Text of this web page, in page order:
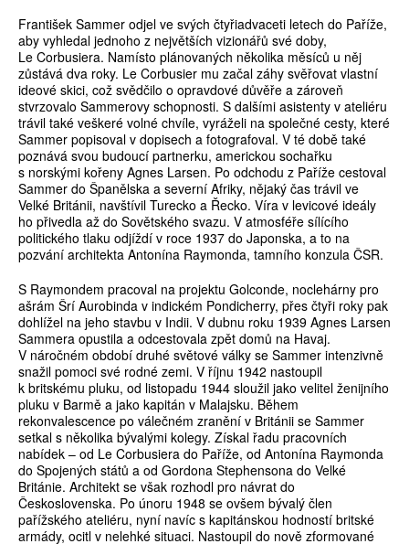
František Sammer odjel ve svých čtyřia­dvaceti letech do Paříže,
aby vyhledal jednoho z největších vizionářů své doby,
Le Corbusiera. Namísto plánovaných několika měsíců u něj
zůstává dva roky. Le Corbusier mu začal záhy svěřovat vlastní
ideové skici, což svědčilo o opravdové důvěře a zároveň
stvrzovalo Sammerovy schopnosti. S dalšími asistenty v ateliéru
trávil také veškeré volné chvíle, vyráželi na společné cesty, které
Sammer popisoval v dopisech a fotografoval. V té době také
poznává svou budoucí partnerku, americkou sochařku
s norskými kořeny Agnes Larsen. Po odchodu z Paříže cestoval
Sammer do Španělska a severní Afriky, nějaký čas trávil ve
Velké Británii, navštívil Turecko a Řecko. Víra v levicové ideály
ho přivedla až do Sovětského svazu. V atmosféře sílícího
politického tlaku odjíždí v roce 1937 do Japonska, a to na
pozvání architekta Antonína Raymonda, tamního konzula ČSR.
S Raymondem pracoval na projektu Golconde, noclehárny pro
ašrám Šrí Aurobinda v indickém Pondicherry, přes čtyři roky pak
dohlížel na jeho stavbu v Indii. V dubnu roku 1939 Agnes Larsen
Sammera opustila a odcestovala zpět domů na Havaj.
V náročném období druhé světové války se Sammer intenzivně
snažil pomoci své rodné zemi. V říjnu 1942 nastoupil
k britskému pluku, od listopadu 1944 sloužil jako velitel ženijního
pluku v Barmě a jako kapitán v Malajsku. Během
rekonvalescence po válečném zranění v Británii se Sammer
setkal s několika bývalými kolegy. Získal řadu pracovních
nabídek – od Le Corbusiera do Paříže, od Antonína Raymonda
do Spojených států a od Gordona Stephensona do Velké
Británie. Architekt se však rozhodl pro návrat do
Československa. Po únoru 1948 se ovšem bývalý člen
pařížského ateliéru, nyní navíc s kapitánskou hodností britské
armády, ocitl v nelehké situaci. Nastoupil do nově zformované